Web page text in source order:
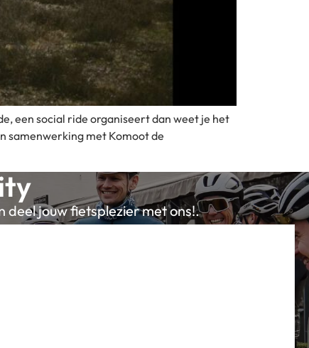
een social ride organiseert dan weet je het
samenwerking met Komoot de
deel jouw fietsplezier met ons!.